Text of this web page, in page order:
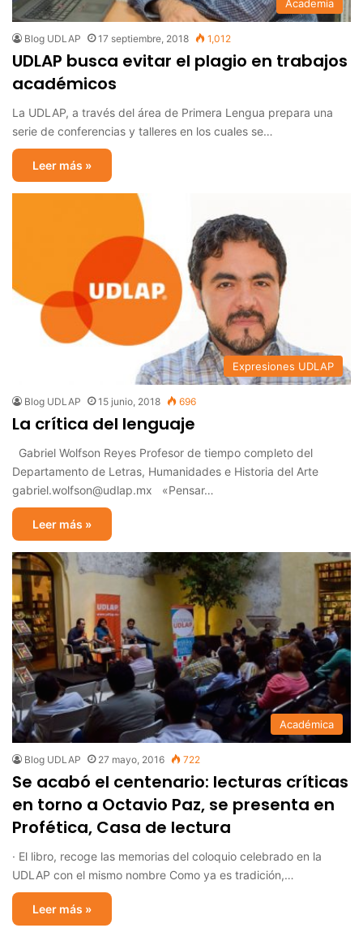
Academia
Blog UDLAP 17 septiembre, 2018 1,012
UDLAP busca evitar el plagio en trabajos
académicos
La UDLAP, a través del área de Primera Lengua prepara una
serie de conferencias y talleres en los cuales se…
Leer más »
Expresiones UDLAP
Blog UDLAP 15 junio, 2018 696
La crítica del lenguaje
Gabriel Wolfson Reyes Profesor de tiempo completo del
Departamento de Letras, Humanidades e Historia del Arte
gabriel.wolfson@udlap.mx «Pensar…
Leer más »
Académica
Blog UDLAP 27 mayo, 2016 722
Se acabó el centenario: lecturas críticas
en torno a Octavio Paz, se presenta en
Profética, Casa de lectura
· El libro, recoge las memorias del coloquio celebrado en la
UDLAP con el mismo nombre Como ya es tradición,…
Leer más »